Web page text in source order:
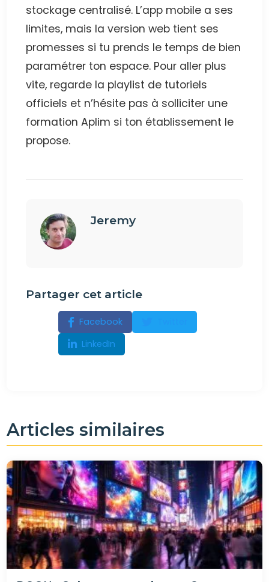
stockage centralisé. L’app mobile a ses
limites, mais la version web tient ses
promesses si tu prends le temps de bien
paramétrer ton espace. Pour aller plus
vite, regarde la playlist de tutoriels
officiels et n’hésite pas à solliciter une
formation Aplim si ton établissement le
propose.
Jeremy
Partager cet article
Facebook
LinkedIn
Articles similaires